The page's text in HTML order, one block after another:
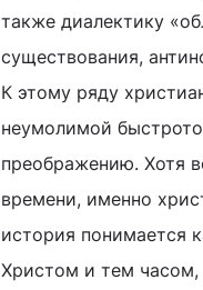
также диалектику
существования,
К этому ряду
неумолимой
преображению. Хотя
времени, именно
история понимается
Христом и тем часом,